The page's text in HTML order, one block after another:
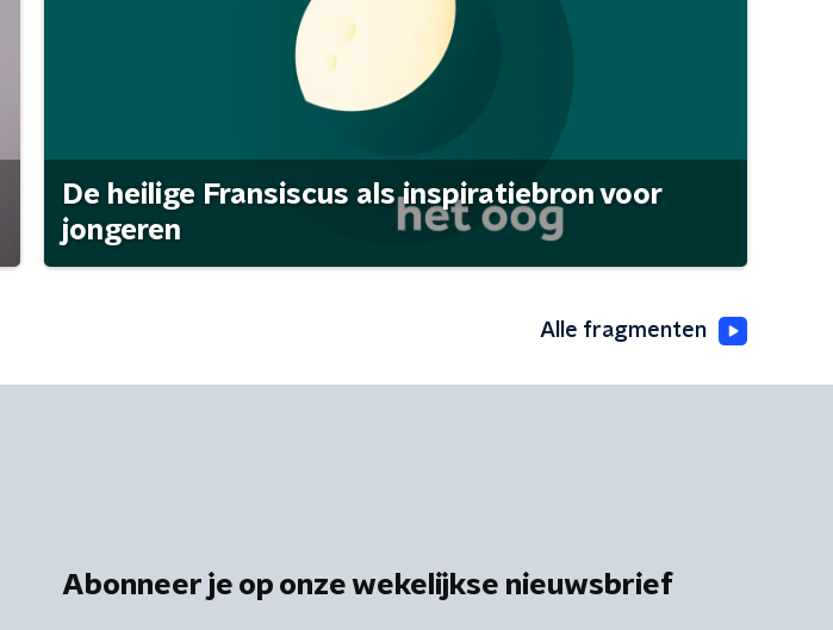
De heilige Fransiscus als inspiratiebron voor
jongeren
Alle fragmenten
Abonneer je op onze wekelijkse nieuwsbrief